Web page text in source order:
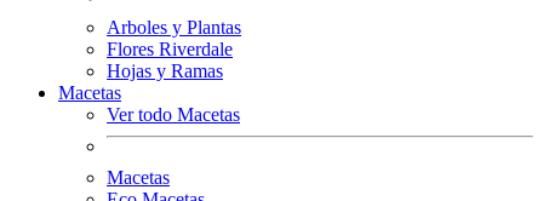
Arboles y Plantas
Flores Riverdale
Hojas y Ramas
Macetas
Ver todo Macetas
Macetas